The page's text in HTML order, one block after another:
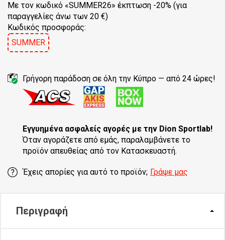
Με τον κωδικό «SUMMER26» έκπτωση -20% (για
παραγγελίες άνω των 20 €)
Κωδικός προσφοράς:
SUMMER
Γρήγορη παράδοση σε όλη την Κύπρο — από 24 ώρες!
Εγγυημένα ασφαλείς αγορές με την Dion Sportlab!
Όταν αγοράζετε από εμάς, παραλαμβάνετε το
προϊόν απευθείας από τον Κατασκευαστή.
Έχεις απορίες για αυτό το προϊόν; Γράψε μας
Περιγραφή